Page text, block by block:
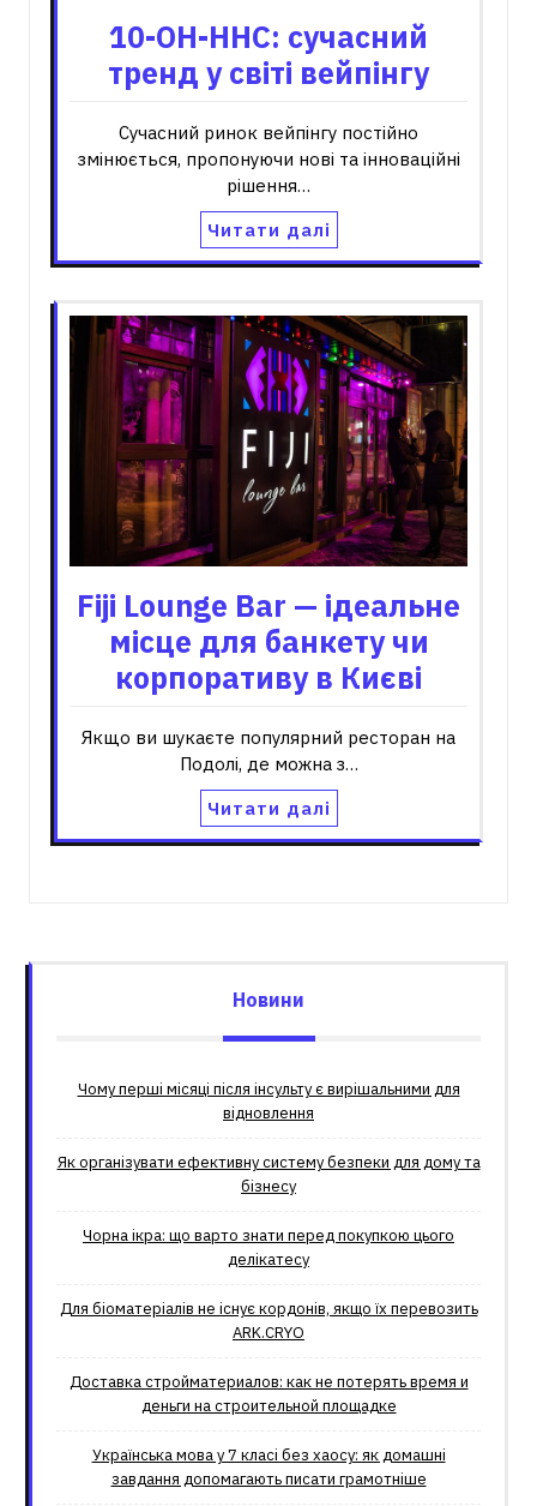
10-OH-HHC: сучасний
тренд у світі вейпінгу
Сучасний ринок вейпінгу постійно
змінюється, пропонуючи нові та інноваційні
рішення…
Читати далі
Fiji Lounge Bar — ідеальне
місце для банкету чи
корпоративу в Києві
Якщо ви шукаєте популярний ресторан на
Подолі, де можна з…
Читати далі
Новини
Чому перші місяці після інсульту є вирішальними для
відновлення
Як організувати ефективну систему безпеки для дому та
бізнесу
Чорна ікра: що варто знати перед покупкою цього
делікатесу
Для біоматеріалів не існує кордонів, якщо їх перевозить
ARK.CRYO
Доставка стройматериалов: как не потерять время и
деньги на строительной площадке
Українська мова у 7 класі без хаосу: як домашні
завдання допомагають писати грамотніше